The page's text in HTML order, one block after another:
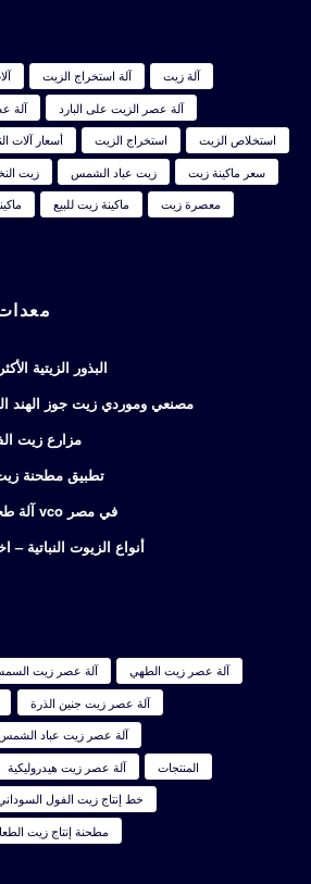
آلة استخراج الزيت
آلة زيت
آلة
آلة عصر الزيت على البارد
أسعار آلات استخراج الزيت
استخلاص الزيت
زيت زيت عباد الشمس
سعر ماكينة زيت
ماكينة زيت للبيع
معصرة زيت
البذور الزيتية
مصنعي وموردي زيت جوز الهند
مزارع زيت
تطبيق مطحنة
آلة طحن زيت جوز الهند آلة طحن vco في مصر
أنواع الزيوت النباتية –
آلة عصر زيت
آلة عصر زيت الطهي
آلة عصر زيت جنين الذرة
آلة عصر زيت عباد
آلة عصر زيت هيدروليكية
المنتجات
خط إنتاج زيت الفول
مطحنة إنتاج زيت